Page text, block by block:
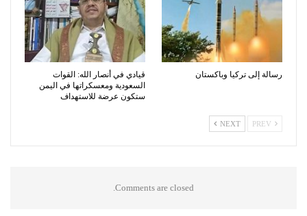
رسالة إلى تركيا وباكستان
قيادي في أنصار الله: القوات
السعودية ومعسكراتها في اليمن
ستكون عرضة للاستهداف
NEXT
Comments are closed.